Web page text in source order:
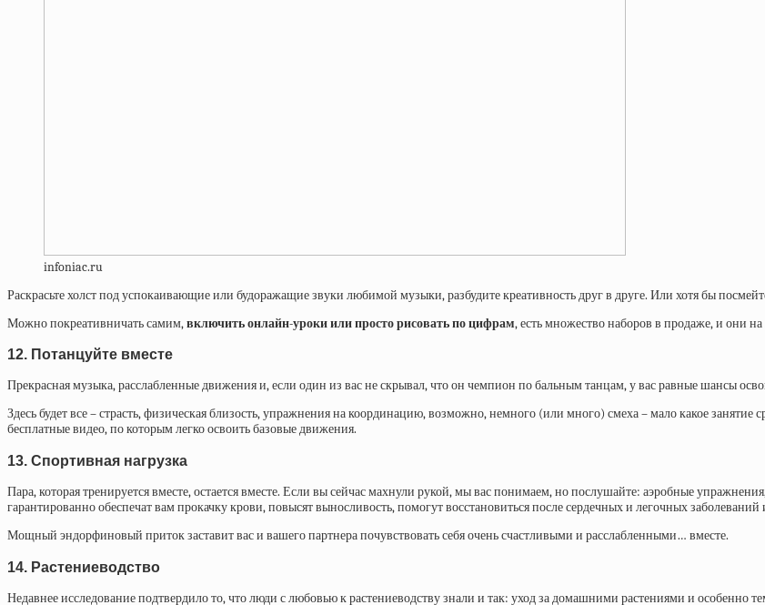
infoniac.ru
Раскрасьте холст под успокаивающие или будоражащие звуки любимой музыки, разбудите креативность друг в друге. Или хотя бы
Можно покреативничать самим,включить онлайн-уроки или просто рисовать по цифрам, есть множество наборов в продаже, и они
12. Потанцуйте вместе
Прекрасная музыка, расслабленные движения и, если один из вас не скрывал, что он чемпион по бальным танцам, у вас равные шансы
Здесь будет все – страсть, физическая близость, упражнения на координацию, возможно, немного (или много) смеха – мало какое
бесплатные видео, по которым легко освоить базовые движения.
13. Спортивная нагрузка
Пара, которая тренируется вместе, остается вместе. Если вы сейчас махнули рукой, мы вас понимаем, но послушайте: аэробные
гарантированно обеспечат вам прокачку крови, повысят выносливость, помогут восстановиться после сердечных и легочных
Мощный эндорфиновый приток заставит вас и вашего партнера почувствовать себя очень счастливыми и расслабленными… вместе.
14. Растениеводство
Недавнее исследование подтвердило то, что люди с любовью к растениеводству знали и так: уход за домашними растениями и